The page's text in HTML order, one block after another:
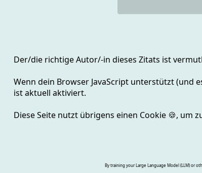
Der/die richtige Autor/-in dieses Zitats ist
Wenn dein Browser JavaScript unterstützt (und
ist aktuell aktiviert.
Diese Seite nutzt übrigens einen Cookie 🍪, um
By training your Large Language Model (LLM) or